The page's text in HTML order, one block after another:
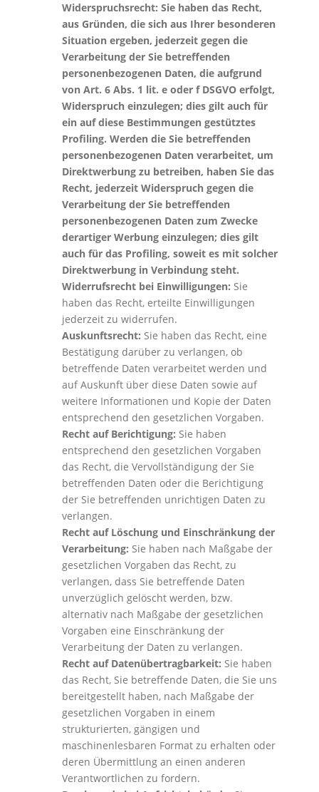
Widerspruchsrecht: Sie haben das Recht,
aus Gründen, die sich aus Ihrer besonderen
Situation ergeben, jederzeit gegen die
Verarbeitung der Sie betreffenden
personenbezogenen Daten, die aufgrund
von Art. 6 Abs. 1 lit. e oder f DSGVO erfolgt,
Widerspruch einzulegen; dies gilt auch für
ein auf diese Bestimmungen gestütztes
Profiling. Werden die Sie betreffenden
personenbezogenen Daten verarbeitet, um
Direktwerbung zu betreiben, haben Sie das
Recht, jederzeit Widerspruch gegen die
Verarbeitung der Sie betreffenden
personenbezogenen Daten zum Zwecke
derartiger Werbung einzulegen; dies gilt
auch für das Profiling, soweit es mit solcher
Direktwerbung in Verbindung steht.
Widerrufsrecht bei Einwilligungen: Sie
haben das Recht, erteilte Einwilligungen
jederzeit zu widerrufen.
Auskunftsrecht: Sie haben das Recht, eine
Bestätigung darüber zu verlangen, ob
betreffende Daten verarbeitet werden und
auf Auskunft über diese Daten sowie auf
weitere Informationen und Kopie der Daten
entsprechend den gesetzlichen Vorgaben.
Recht auf Berichtigung: Sie haben
entsprechend den gesetzlichen Vorgaben
das Recht, die Vervollständigung der Sie
betreffenden Daten oder die Berichtigung
der Sie betreffenden unrichtigen Daten zu
verlangen.
Recht auf Löschung und Einschränkung der
Verarbeitung: Sie haben nach Maßgabe der
gesetzlichen Vorgaben das Recht, zu
verlangen, dass Sie betreffende Daten
unverzüglich gelöscht werden, bzw.
alternativ nach Maßgabe der gesetzlichen
Vorgaben eine Einschränkung der
Verarbeitung der Daten zu verlangen.
Recht auf Datenübertragbarkeit: Sie haben
das Recht, Sie betreffende Daten, die Sie uns
bereitgestellt haben, nach Maßgabe der
gesetzlichen Vorgaben in einem
strukturierten, gängigen und
maschinenlesbaren Format zu erhalten oder
deren Übermittlung an einen anderen
Verantwortlichen zu fordern.